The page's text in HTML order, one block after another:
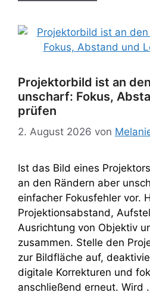
Projektorbild ist an
unscharf: Fokus,
prüfen
2. August 2026 von
Ist das Bild eines
an den Rändern aber
einfacher Fokusfehler vor.
Projektionsabstand,
Ausrichtung von Objektiv
zusammen. Stelle den
zur Bildfläche auf,
digitale Korrekturen und
anschließend erneut. Wird